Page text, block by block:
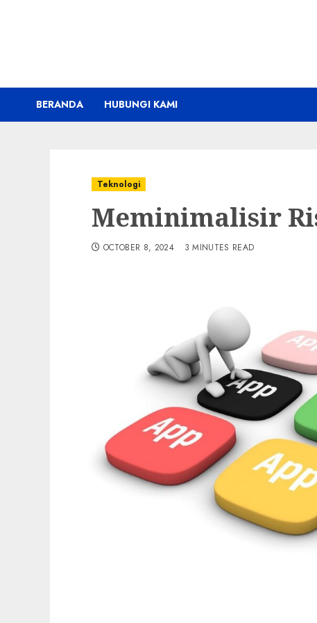
BERANDA HUBUNGI KAMI
Teknologi
Meminimalisir
OCTOBER 8, 2024 3 MINUTES READ